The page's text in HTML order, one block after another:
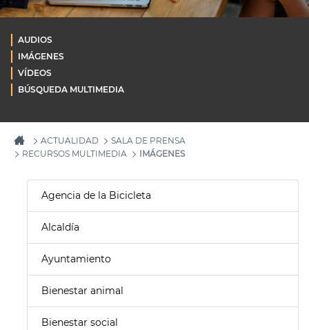
AUDIOS
IMÁGENES
VÍDEOS
BÚSQUEDA MULTIMEDIA
ACTUALIDAD
SALA DE PRENSA
RECURSOS MULTIMEDIA
IMÁGENES
Agencia de la Bicicleta
Alcaldía
Ayuntamiento
Bienestar animal
Bienestar social